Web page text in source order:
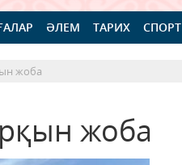
ӘЛЕМ ТАРИХ СПОРТ
жоба
жоба